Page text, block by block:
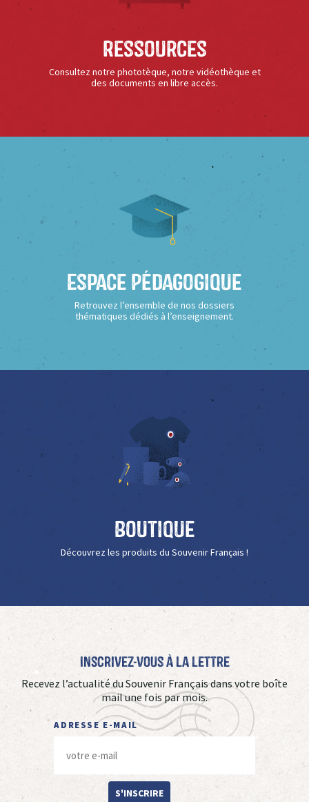
Ressources
Consultez notre phototèque, notre vidéothèque et
des documents en libre accès.
Espace Pédagogique
Retrouvez l’ensemble de nos dossiers
thématiques dédiés à l’enseignement.
Boutique
Découvrez les produits du Souvenir Français !
Inscrivez-vous à La Lettre
Recevez l’actualité du Souvenir Français dans votre boîte
mail une fois par mois.
ADRESSE E-MAIL
S'INSCRIRE